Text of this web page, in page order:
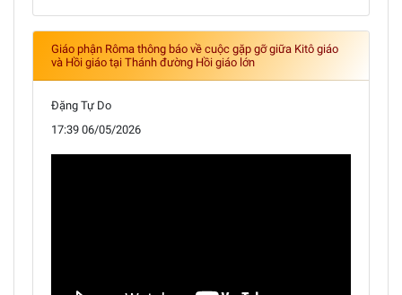
Giáo phận Rôma thông báo về cuộc gặp gỡ giữa Kitô giáo
và Hồi giáo tại Thánh đường Hồi giáo lớn
Đặng Tự Do
17:39 06/05/2026